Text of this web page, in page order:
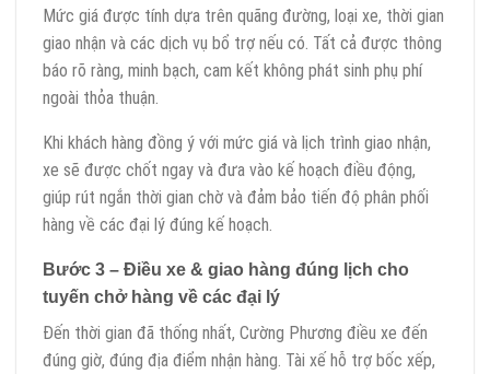
Mức giá được tính dựa trên quãng đường, loại xe, thời gian
giao nhận và các dịch vụ bổ trợ nếu có. Tất cả được thông
báo rõ ràng, minh bạch, cam kết không phát sinh phụ phí
ngoài thỏa thuận.
Khi khách hàng đồng ý với mức giá và lịch trình giao nhận,
xe sẽ được chốt ngay và đưa vào kế hoạch điều động,
giúp rút ngắn thời gian chờ và đảm bảo tiến độ phân phối
hàng về các đại lý đúng kế hoạch.
Bước 3 – Điều xe & giao hàng đúng lịch cho
tuyến chở hàng về các đại lý
Đến thời gian đã thống nhất, Cường Phương điều xe đến
đúng giờ, đúng địa điểm nhận hàng. Tài xế hỗ trợ bốc xếp,